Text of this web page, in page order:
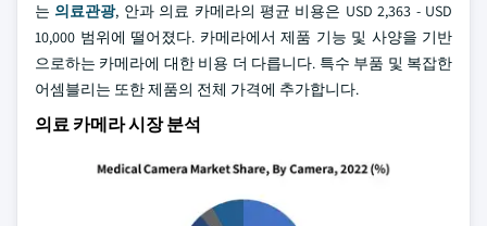
는 의료관광, 안과 의료 카메라의 평균 비용은 USD 2,363 - USD
10,000 범위에 떨어졌다. 카메라에서 제품 기능 및 사양을 기반
으로하는 카메라에 대한 비용 더 다릅니다. 특수 부품 및 복잡한
어셈블리는 또한 제품의 전체 가격에 추가합니다.
의료 카메라 시장 분석